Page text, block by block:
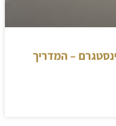
– המדריך